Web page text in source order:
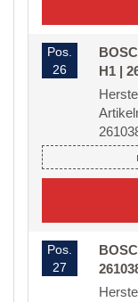
Pos.
26
H1 |
Pos.
27